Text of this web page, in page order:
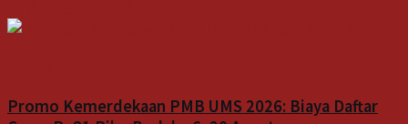
Promo Kemerdekaan PMB UMS 2026: Biaya Daftar